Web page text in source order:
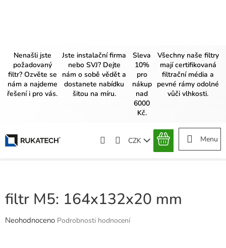
Nenašli jste
požadovaný
filtr? Ozvěte se
nám a najdeme
řešení i pro vás.
Jste instalační firma
nebo SVJ? Dejte
nám o sobě vědět a
dostanete nabídku
šitou na míru.
Sleva
10%
pro
nákup
nad
6000
Kč.
Všechny naše filtry
mají certifikovaná
filtrační média a
pevné rámy odolné
vůči vlhkosti.
CZK
NÁKUPNÍ
filtr M5: 164x132x20 mm
Průměrné
Neohodnoceno Podrobnosti hodnocení